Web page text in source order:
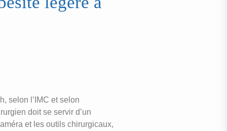
selon l’IMC et selon
doit se servir d’un
et les outils chirurgicaux,